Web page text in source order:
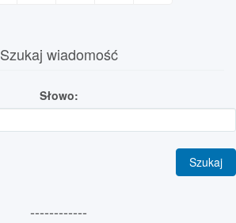
Szukaj wiadomość
Słowo:
------------